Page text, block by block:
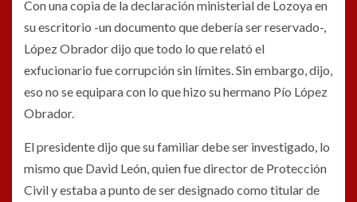
Con una copia de la declaración ministerial de Lozoya en
su escritorio -un documento que debería ser reservado-,
López Obrador dijo que todo lo que relató el
exfucionario fue corrupción sin límites. Sin embargo, dijo,
eso no se equipara con lo que hizo su hermano Pío López
Obrador.
El presidente dijo que su familiar debe ser investigado, lo
mismo que David León, quien fue director de Protección
Civil y estaba a punto de ser designado como titular de